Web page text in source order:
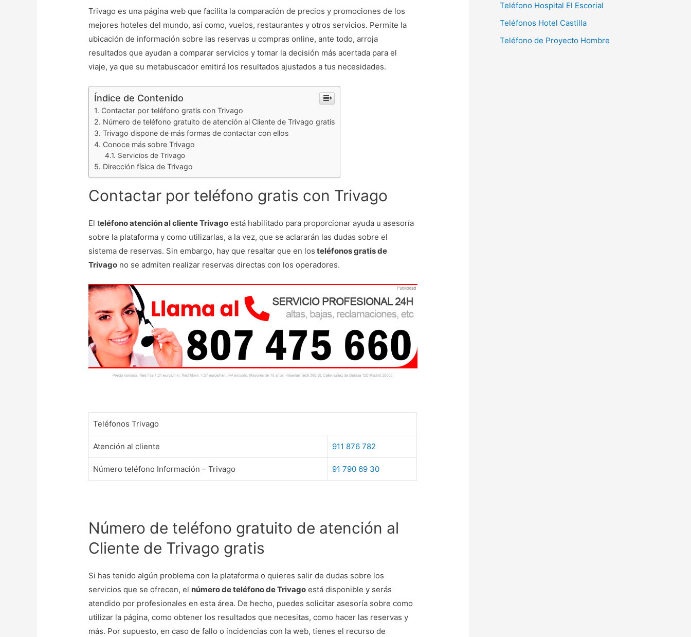
Trivago es una página web que facilita la comparación de precios y promociones de los
mejores hoteles del mundo, así como, vuelos, restaurantes y otros servicios. Permite la
ubicación de información sobre las reservas u compras online, ante todo, arroja
resultados que ayudan a comparar servicios y tomar la decisión más acertada para el
viaje, ya que su metabuscador emitirá los resultados ajustados a tus necesidades.
Índice de Contenido
Contactar por teléfono gratis con Trivago
Número de teléfono gratuito de atención al Cliente de Trivago gratis
Trivago dispone de más formas de contactar con ellos
Conoce más sobre Trivago
Servicios de Trivago
Dirección física de Trivago
Contactar por teléfono gratis con Trivago
El teléfono atención al cliente Trivago está habilitado para proporcionar ayuda u asesoría
sobre la plataforma y como utilizarlas, a la vez, que se aclararán las dudas sobre el
sistema de reservas. Sin embargo, hay que resaltar que en los teléfonos gratis de
Trivago no se admiten realizar reservas directas con los operadores.
Teléfonos Trivago
Atención al cliente 911 876 782
Número teléfono Información – Trivago 91 790 69 30
Número de teléfono gratuito de atención al
Cliente de Trivago gratis
Si has tenido algún problema con la plataforma o quieres salir de dudas sobre los
servicios que se ofrecen, el número de teléfono de Trivago está disponible y serás
atendido por profesionales en esta área. De hecho, puedes solicitar asesoría sobre como
utilizar la página, como obtener los resultados que necesitas, como hacer las reservas y
más. Por supuesto, en caso de fallo o incidencias con la web, tienes el recurso de
Teléfono Hospital El Escorial
Teléfonos Hotel Castilla
Teléfono de Proyecto Hombre